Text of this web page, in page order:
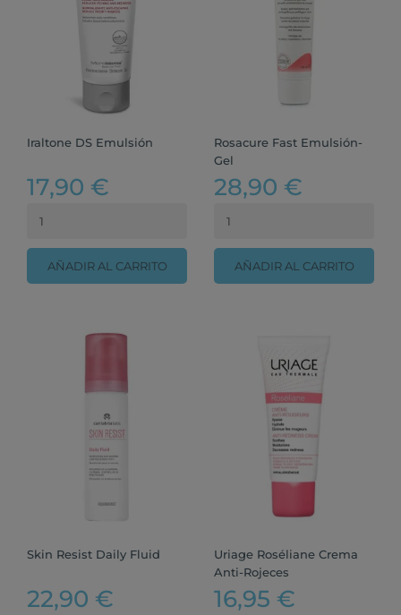
Iraltone DS Emulsión
17,90 €
AÑADIR AL CARRITO
Rosacure Fast Emulsión-
Gel
28,90 €
AÑADIR AL CARRITO
Skin Resist Daily Fluid
22,90 €
Uriage Roséliane Crema
Anti-Rojeces
16,95 €